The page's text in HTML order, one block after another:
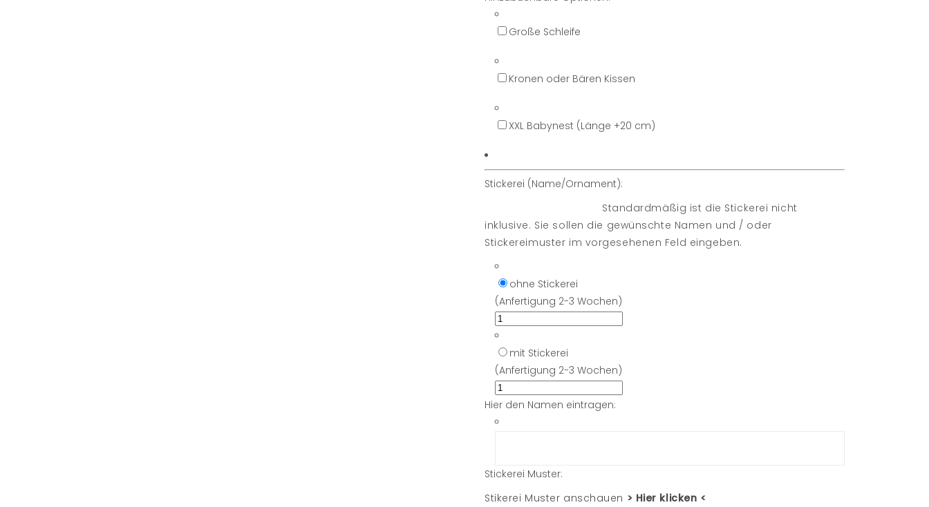
Große Schleife
Kronen oder Bären Kissen
XXL Babynest (Länge +20 cm)
Stickerei (Name/Ornament):
Standardmäßig ist die Stickerei nicht
inklusive. Sie sollen die gewünschte Namen und / oder
Stickereimuster im vorgesehenen Feld eingeben.
ohne Stickerei
(Anfertigung 2-3 Wochen)
mit Stickerei
(Anfertigung 2-3 Wochen)
Hier den Namen eintragen:
Stickerei Muster:
Stikerei Muster anschauen > Hier klicken <